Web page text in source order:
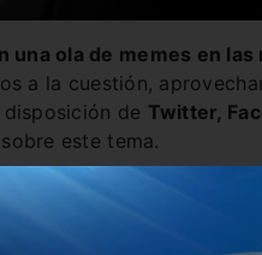
una ola de memes en las
a la cuestión,
de Twitter,
este tema.